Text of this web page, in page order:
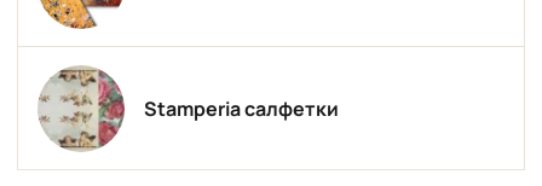
Stamperia салфетки